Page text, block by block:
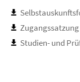
Zugangssatzung
Studien- und